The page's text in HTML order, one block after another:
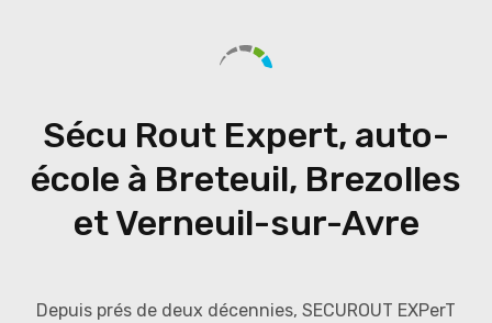
Sécu Rout Expert, auto-
école à Breteuil, Brezolles
et Verneuil-sur-Avre
Depuis prés de deux décennies, SECUROUT EXPerT